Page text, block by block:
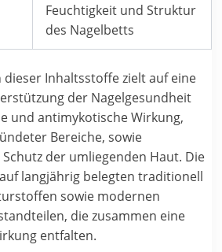
Feuchtigkeit und Struktur
des Nagelbetts
Inhaltsstoffe zielt auf eine
der Nagelgesundheit
und antimykotische Wirkung,
Bereiche, sowie
der umliegenden Haut. Die
langjährig belegten traditionell
sowie modernen
die zusammen eine
entfalten.